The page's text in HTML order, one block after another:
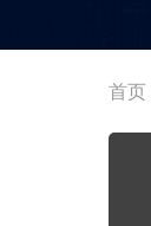
首页